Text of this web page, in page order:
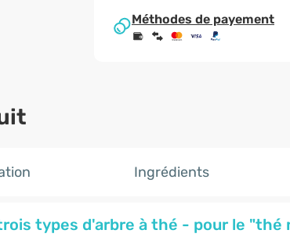
Méthodes de payement
Ingrédients
types d'arbre à thé - pour le "thé